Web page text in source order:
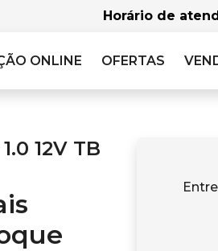
Horário de
ONLINE OFERTAS
12V TB